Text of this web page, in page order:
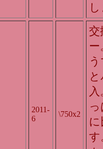
2011-
6
\750x2
交
す